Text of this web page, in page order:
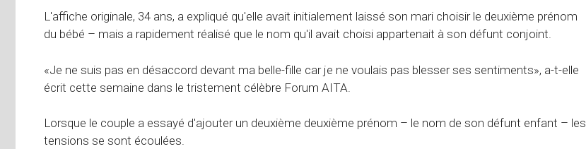
L'affiche originale, 34 ans, a expliqué qu'elle avait initialement laissé son mari choisir le deuxième prénom
du bébé – mais a rapidement réalisé que le nom qu'il avait choisi appartenait à son défunt conjoint.
«Je ne suis pas en désaccord devant ma belle-fille car je ne voulais pas blesser ses sentiments», a-t-elle
écrit cette semaine dans le tristement célèbre Forum AITA.
Lorsque le couple a essayé d'ajouter un deuxième deuxième prénom – le nom de son défunt enfant – les
tensions se sont écoulées.